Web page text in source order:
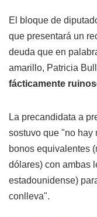
El bloque de
que presentará un
deuda que en
amarillo, Patricia
fácticamente
La precandidata a
sostuvo que "no hay
bonos equivalentes
dólares) con ambas
estadounidense)
conlleva".